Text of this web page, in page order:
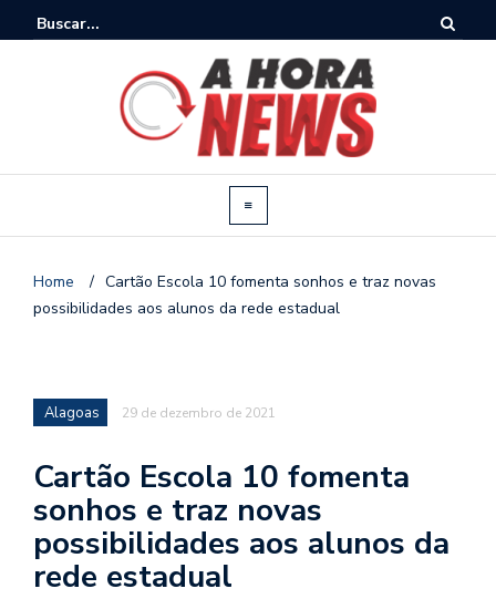
Home / Cartão Escola 10 fomenta sonhos e traz novas
possibilidades aos alunos da rede estadual
Alagoas 29 de dezembro de 2021
Cartão Escola 10 fomenta
sonhos e traz novas
possibilidades aos alunos da
rede estadual